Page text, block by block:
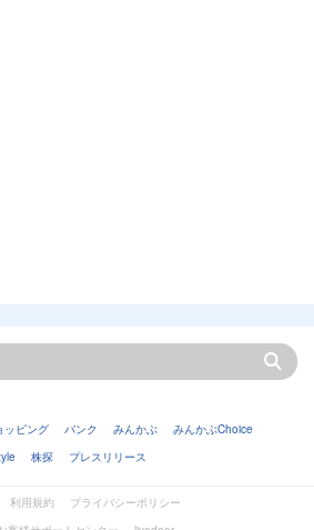
ッピング バンク みんかぶ
みんかぶChoice
株探 プレスリリース
利用規約
プライバシーポリシー